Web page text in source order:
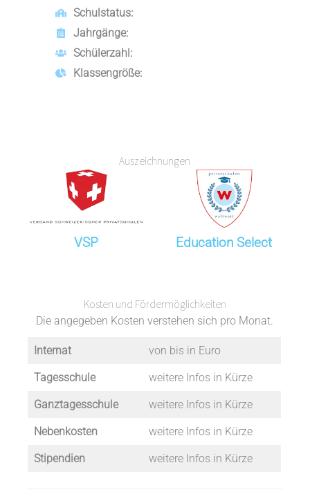
Schulstatus:
Jahrgänge:
Schülerzahl:
Klassengröße:
Auszeichnungen
VSP Education Select
Kosten und Fördermöglichkeiten
Die angegeben Kosten verstehen sich pro Monat.
Internat von bis in Euro
Tagesschule weitere Infos in Kürze
Ganztagesschule weitere Infos in Kürze
Nebenkosten weitere Infos in Kürze
Stipendien weitere Infos in Kürze